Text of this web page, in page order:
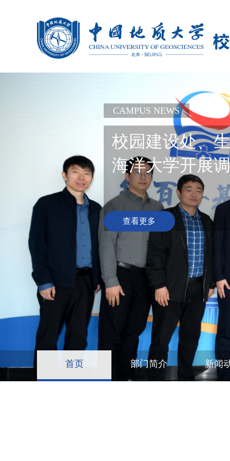
CAMPUS NEWS
校园建设处、
海洋大学开展
查看更多
首页 部门简介 新闻